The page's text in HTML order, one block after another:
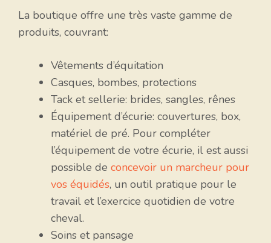
La boutique offre une très vaste gamme de
produits, couvrant:
Vêtements d’équitation
Casques, bombes, protections
Tack et sellerie: brides, sangles, rênes
Équipement d’écurie: couvertures, box,
matériel de pré. Pour compléter
l’équipement de votre écurie, il est aussi
possible de concevoir un marcheur pour
vos équidés, un outil pratique pour le
travail et l’exercice quotidien de votre
cheval.
Soins et pansage